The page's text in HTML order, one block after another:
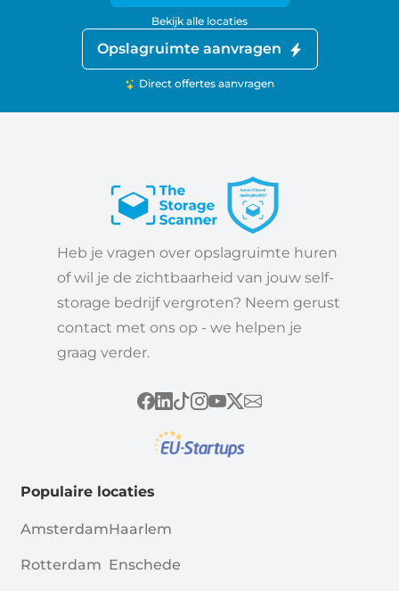
Bekijk alle locaties
Opslagruimte aanvragen
Direct offertes aanvragen
Heb je vragen over opslagruimte huren
of wil je de zichtbaarheid van jouw self-
storage bedrijf vergroten? Neem gerust
contact met ons op - we helpen je
graag verder.
Populaire locaties
Amsterdam
Rotterdam
Haarlem
Enschede